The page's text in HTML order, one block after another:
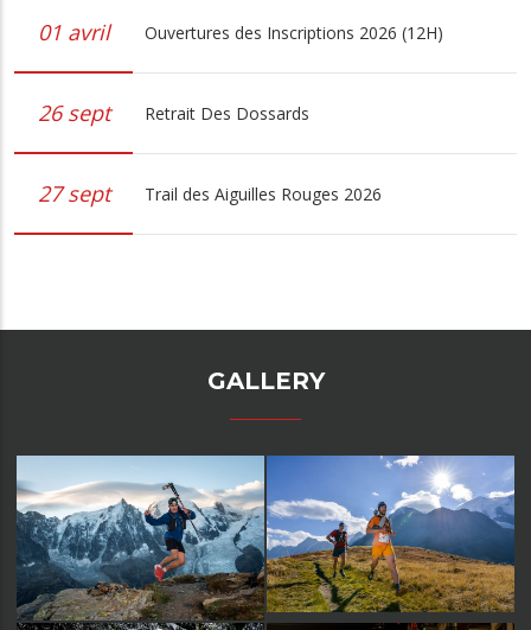
01 avril Ouvertures des Inscriptions 2026 (12H)
26 sept Retrait Des Dossards
27 sept Trail des Aiguilles Rouges 2026
GALLERY